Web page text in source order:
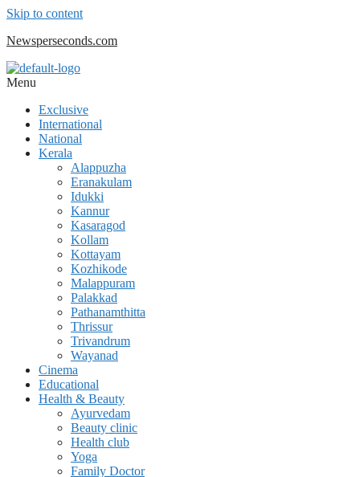
Skip to content
Newsperseconds.com
Menu
Exclusive
International
National
Kerala
Alappuzha
Eranakulam
Idukki
Kannur
Kasaragod
Kollam
Kottayam
Kozhikode
Malappuram
Palakkad
Pathanamthitta
Thrissur
Trivandrum
Wayanad
Cinema
Educational
Health & Beauty
Ayurvedam
Beauty clinic
Health club
Yoga
Family Doctor